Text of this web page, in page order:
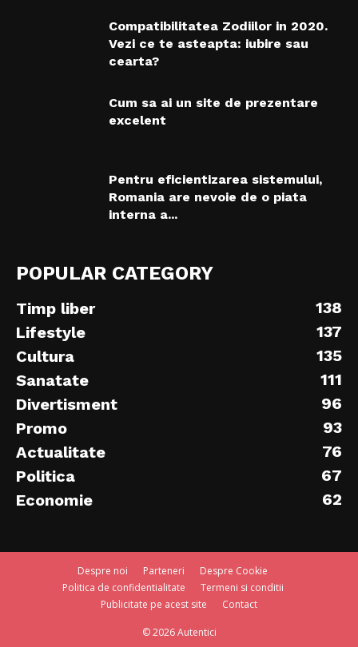
Compatibilitatea Zodiilor in 2020.
Vezi ce te asteapta: iubire sau
cearta?
Cum sa ai un site de prezentare
excelent
Pentru eficientizarea sistemului,
Romania are nevoie de o piata
interna a...
POPULAR CATEGORY
Timp liber
138
Lifestyle
137
Cultura
135
Sanatate
111
Divertisment
96
Promo
93
Actualitate
76
Politica
67
Economie
62
Despre noi Parteneri
Despre Cookie
Politica de confidentialitate
Termeni si conditii
Publicitate pe acest site
Contact
© 2026 Autentici